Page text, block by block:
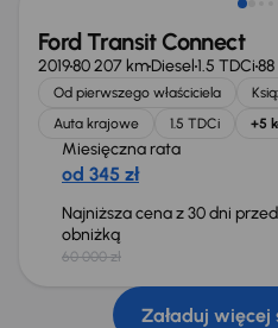
Ford Transit Connect
201980 207 kmDiesel1.5 TDCi88
Od pierwszego właściciela
Auta krajowe
1.5 TDCi +5
Miesięczna rata
od 345 zł
Najniższa cena z 30 dni przed
obniżką
60 000 zł
Załaduj więcej